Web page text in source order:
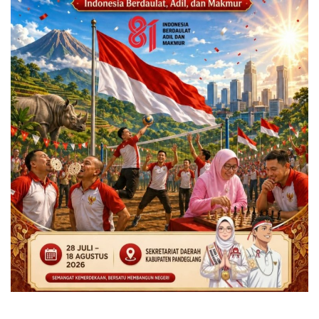
Kabupaten
MBG & KDKMP
Politik
Desa & Kelurahan
Pertanian
Kesehatan
Pemerintahan
Bisnis
Sosial